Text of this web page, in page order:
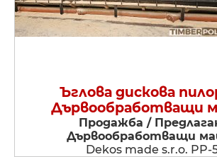
Ъглова дискова
Дървообработващи
Продажба /
Дървообработващи
Dekos made s.r.o. PP-